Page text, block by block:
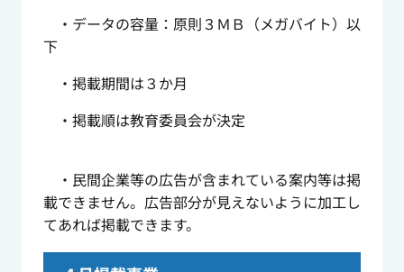
・データの容量：原則３ＭＢ（メガバイト）以
下
・掲載期間は３か月
・掲載順は教育委員会が決定
・民間企業等の広告が含まれている案内等は掲
載できません。広告部分が見えないように加工し
てあれば掲載できます。